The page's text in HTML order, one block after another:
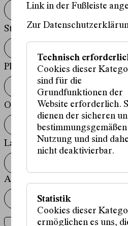
Straße
PLZ
Ort
Land
Anmerkungen
NewsletterNewsletter abonnieren
Link in der Fußleiste
Zur
Technisch
Cookies dieser
sind für die
Grundfunktionen der
Website erforderlich.
dienen der sicheren
bestimmungsgemäßen
Nutzung und sind
nicht deaktivierbar.
Statistik
Cookies dieser
ermöglichen es uns,